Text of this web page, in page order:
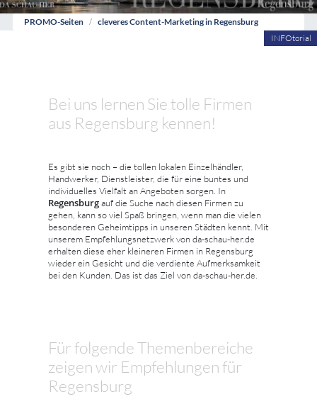
PROMO-Seiten cleveres Content-Marketing in Regensburg
INFOtorial
Bei uns lernen Sie tolle Firmen
aus Regensburg kennen!
Es gibt sie noch – die tollen lokalen Einzelhändler,
Handwerker, Dienstleister, die für eine buntes und
individuelles Vielfalt an Angeboten sorgen. In
Regensburgauf die Suche nach diesen Firmen zu
gehen, kann so viel Spaß bringen, wenn man die vielen
besonderen Geheimtipps in unseren Städten kennt. Mit
unserem Empfehlungsnetzwerk von da-schau-her.de
erhalten diese eher kleineren Firmen in Regensburg
wieder ein Gesicht und die verdiente Aufmerksamkeit
bei den Kunden. Das ist das Ziel von da-schau-her.de.
Für folgende Themenbereiche
zeigen wir Empfehlungen für
Regensburg